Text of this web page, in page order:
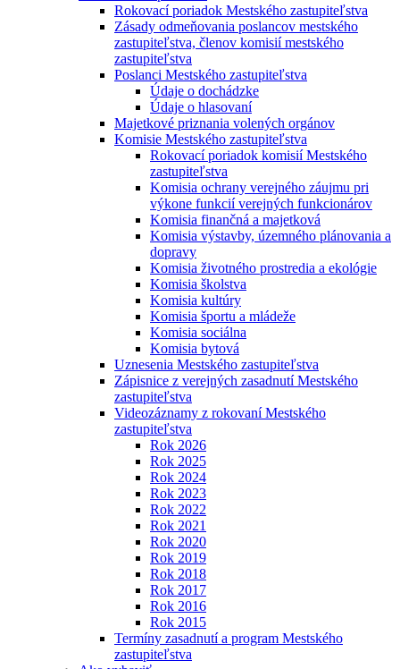
Rokovací poriadok Mestského zastupiteľstva
Zásady odmeňovania poslancov mestského
zastupiteľstva, členov komisií mestského
zastupiteľstva
Poslanci Mestského zastupiteľstva
Údaje o dochádzke
Údaje o hlasovaní
Majetkové priznania volených orgánov
Komisie Mestského zastupiteľstva
Rokovací poriadok komisií Mestského
zastupiteľstva
Komisia ochrany verejného záujmu pri
výkone funkcií verejných funkcionárov
Komisia finančná a majetková
Komisia výstavby, územného plánovania a
dopravy
Komisia životného prostredia a ekológie
Komisia školstva
Komisia kultúry
Komisia športu a mládeže
Komisia sociálna
Komisia bytová
Uznesenia Mestského zastupiteľstva
Zápisnice z verejných zasadnutí Mestského
zastupiteľstva
Videozáznamy z rokovaní Mestského
zastupiteľstva
Rok 2026
Rok 2025
Rok 2024
Rok 2023
Rok 2022
Rok 2021
Rok 2020
Rok 2019
Rok 2018
Rok 2017
Rok 2016
Rok 2015
Termíny zasadnutí a program Mestského
zastupiteľstva